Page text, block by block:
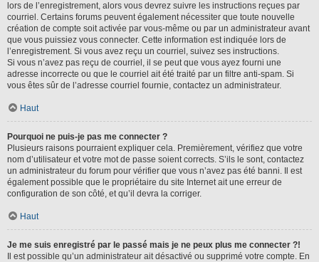
lors de l’enregistrement, alors vous devrez suivre les instructions reçues par
courriel. Certains forums peuvent également nécessiter que toute nouvelle
création de compte soit activée par vous-même ou par un administrateur avant
que vous puissiez vous connecter. Cette information est indiquée lors de
l’enregistrement. Si vous avez reçu un courriel, suivez ses instructions.
Si vous n’avez pas reçu de courriel, il se peut que vous ayez fourni une
adresse incorrecte ou que le courriel ait été traité par un filtre anti-spam. Si
vous êtes sûr de l’adresse courriel fournie, contactez un administrateur.
Haut
Pourquoi ne puis-je pas me connecter ?
Plusieurs raisons pourraient expliquer cela. Premièrement, vérifiez que votre
nom d’utilisateur et votre mot de passe soient corrects. S’ils le sont, contactez
un administrateur du forum pour vérifier que vous n’avez pas été banni. Il est
également possible que le propriétaire du site Internet ait une erreur de
configuration de son côté, et qu’il devra la corriger.
Haut
Je me suis enregistré par le passé mais je ne peux plus me connecter ?!
Il est possible qu’un administrateur ait désactivé ou supprimé votre compte. En